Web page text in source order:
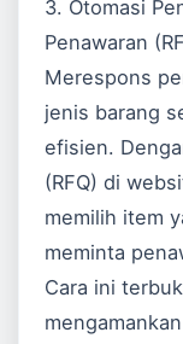
3. Otomasi
Penawaran
Merespons
jenis barang
efisien.
(RFQ) di
memilih item
meminta
Cara ini